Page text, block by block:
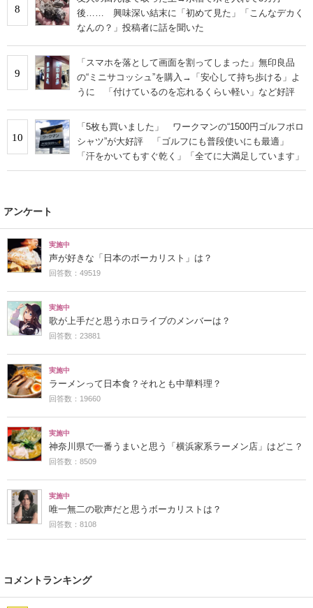
8
後…… 興味深い結末に「初めて見た」「こんなデカく
なんの？」投稿者に話を聞いた
9
「スマホを落として画面を割ってしまった」無印良品
の“ミニサコッシュ”を購入→「安心して持ち歩ける」よ
うに 「付けているのを忘れるくらい軽い」など好評
10
「5枚も買いました」 ワークマンの“1500円ゴルフポロ
シャツ”が大好評 「ゴルフにも普段使いにも最適」
「汗をかいてもすぐ乾く」「全てに大満足しています」
アンケート
実施中
声が好きな「日本のボーカリスト」は？
回答数：49519
実施中
歌が上手だと思うホロライブのメンバーは？
回答数：23881
実施中
ラーメンって日本食？それとも中華料理？
回答数：19660
実施中
神奈川県で一番うまいと思う「横浜家系ラーメン店」はどこ？
回答数：8509
実施中
唯一無二の歌声だと思うボーカリストは？
回答数：8108
コメントランキング